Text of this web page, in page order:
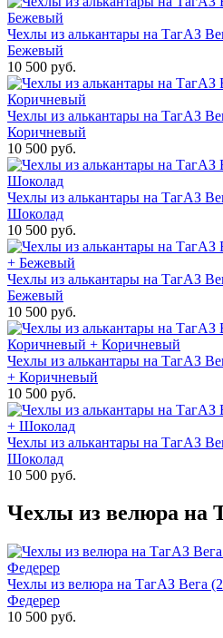
Чехлы из алькантары на ТагАЗ
Бежевый
10 500 руб.
Чехлы из алькантары на ТагАЗ
Коричневый
10 500 руб.
Чехлы из алькантары на ТагАЗ
Шоколад
10 500 руб.
Чехлы из алькантары на ТагАЗ
Бежевый
10 500 руб.
Чехлы из алькантары на ТагАЗ
+ Коричневый
10 500 руб.
Чехлы из алькантары на ТагАЗ
Шоколад
10 500 руб.
Чехлы из велюра на
Чехлы из велюра на ТагАЗ Вега
Федерер
10 500 руб.